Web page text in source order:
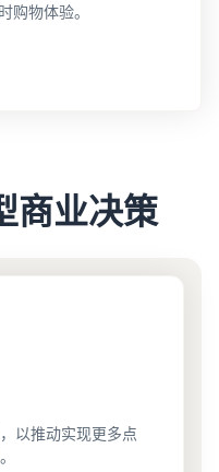
购物体验。
商业决策
以推动实现更多点